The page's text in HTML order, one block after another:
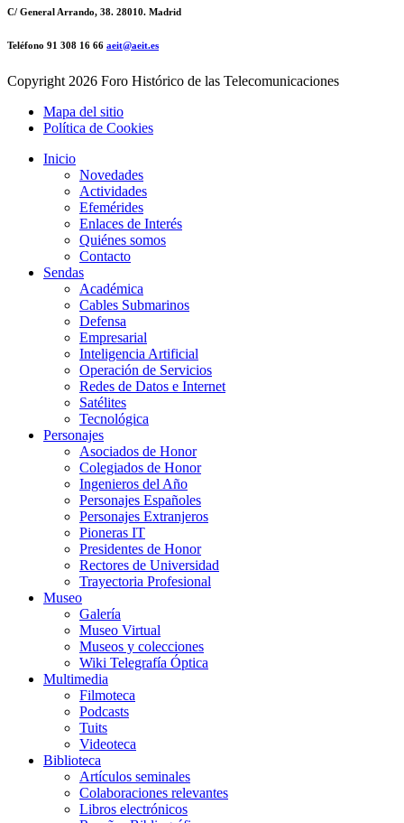
C/ General Arrando, 38. 28010. Madrid
Teléfono 91 308 16 66 aeit@aeit.es
Copyright 2026 Foro Histórico de las Telecomunicaciones
Mapa del sitio
Política de Cookies
Inicio
Novedades
Actividades
Efemérides
Enlaces de Interés
Quiénes somos
Contacto
Sendas
Académica
Cables Submarinos
Defensa
Empresarial
Inteligencia Artificial
Operación de Servicios
Redes de Datos e Internet
Satélites
Tecnológica
Personajes
Asociados de Honor
Colegiados de Honor
Ingenieros del Año
Personajes Españoles
Personajes Extranjeros
Pioneras IT
Presidentes de Honor
Rectores de Universidad
Trayectoria Profesional
Museo
Galería
Museo Virtual
Museos y colecciones
Wiki Telegrafía Óptica
Multimedia
Filmoteca
Podcasts
Tuits
Videoteca
Biblioteca
Artículos seminales
Colaboraciones relevantes
Libros electrónicos